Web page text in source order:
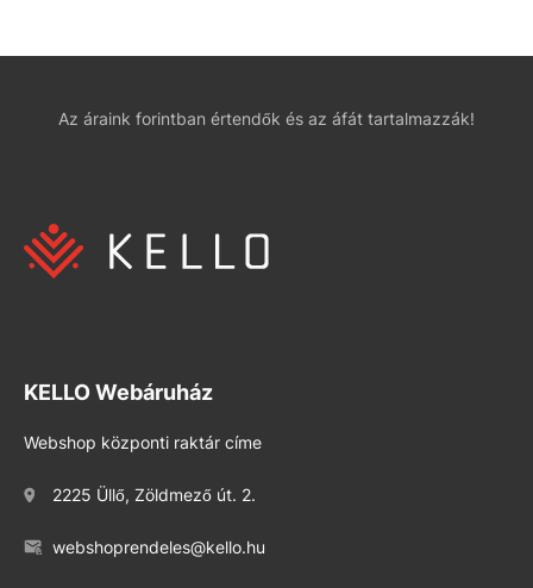
Az áraink forintban értendők és az áfát tartalmazzák!
KELLO Webáruház
Webshop központi raktár címe
2225 Üllő, Zöldmező út. 2.
webshoprendeles@kello.hu